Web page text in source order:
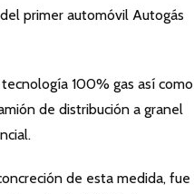
primer automóvil Autogás
100% gas así como
de distribución a granel
de esta medida, fue